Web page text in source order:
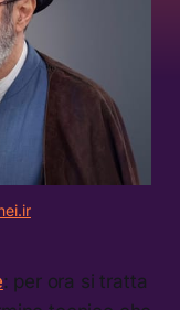
: per ora si tratta